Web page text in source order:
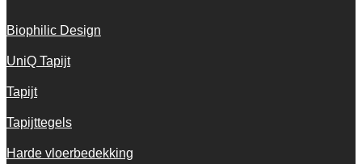
Biophilic Design
UniQ Tapijt
Tapijt
Tapijttegels
Harde vloerbedekking